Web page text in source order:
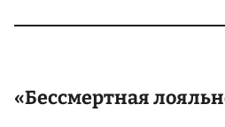
«Бессмертная